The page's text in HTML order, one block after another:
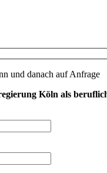
und danach auf Anfrage
Köln als